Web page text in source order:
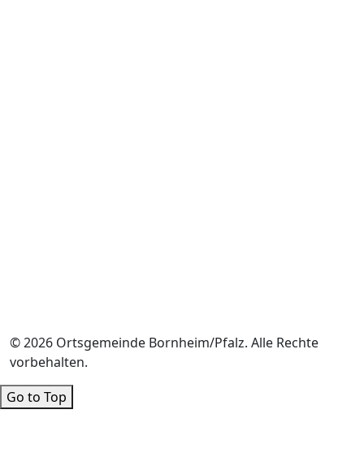
© 2026 Ortsgemeinde Bornheim/Pfalz. Alle Rechte
vorbehalten.
Go to Top